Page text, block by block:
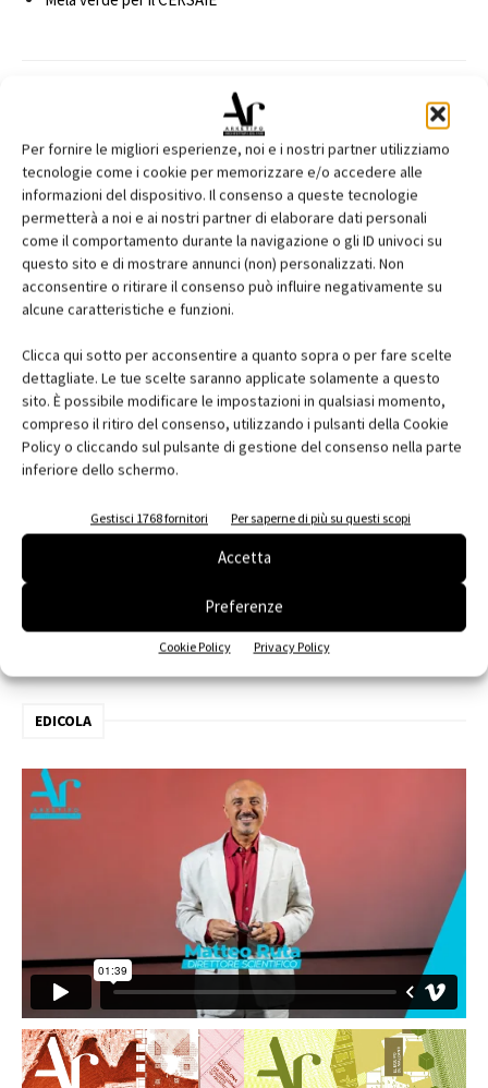
Per fornire le migliori esperienze, noi e i nostri partner utilizziamo
tecnologie come i cookie per memorizzare e/o accedere alle
informazioni del dispositivo. Il consenso a queste tecnologie
permetterà a noi e ai nostri partner di elaborare dati personali
come il comportamento durante la navigazione o gli ID univoci su
questo sito e di mostrare annunci (non) personalizzati. Non
acconsentire o ritirare il consenso può influire negativamente su
alcune caratteristiche e funzioni.
Clicca qui sotto per acconsentire a quanto sopra o per fare scelte
dettagliate. Le tue scelte saranno applicate solamente a questo
sito. È possibile modificare le impostazioni in qualsiasi momento,
compreso il ritiro del consenso, utilizzando i pulsanti della Cookie
Policy o cliccando sul pulsante di gestione del consenso nella parte
inferiore dello schermo.
Gestisci 1768 fornitori Per saperne di più su questi scopi
Accetta
Preferenze
Cookie Policy Privacy Policy
Twitter
RELATED ARTICLES MORE FROM AUTHOR
Saint-Gobain Architecture Student
Contest 2026
contenuto sponsorizzato
ARCHITECT@WORK Milano 2026
EDICOLA